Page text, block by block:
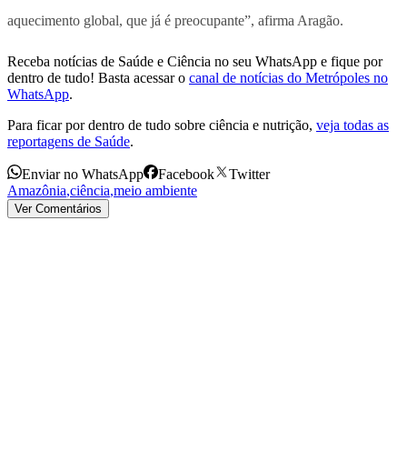
aquecimento global, que já é preocupante”, afirma Aragão.
Receba notícias de Saúde e Ciência no seu WhatsApp e fique por
dentro de tudo! Basta acessar o canal de notícias do Metrópoles no
WhatsApp.
Para ficar por dentro de tudo sobre ciência e nutrição, veja todas as
reportagens de Saúde.
Enviar no WhatsApp Facebook
Twitter
Amazônia,ciência,meio ambiente
Ver Comentários